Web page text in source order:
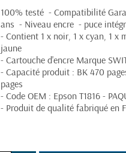
100% testé - Compatibilité
ans - Niveau encre - puce
- Contient 1 x noir, 1 x cyan, 1 x
jaune
- Cartouche d'encre Marque
- Capacité produit : BK 470
pages
- Code OEM : Epson T1816 -
- Produit de qualité fabriqué en